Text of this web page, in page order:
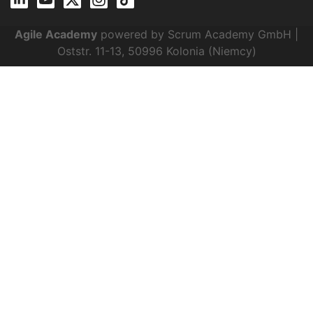
Agile Academy powered by Scrum Academy GmbH |
Oststr. 11-13, 50996 Kolonia (Niemcy)